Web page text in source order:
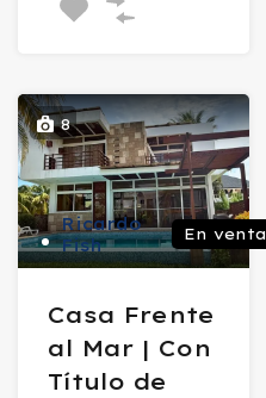
8
Ricardo
Fish
En venta
Casa Frente
al Mar | Con
Título de